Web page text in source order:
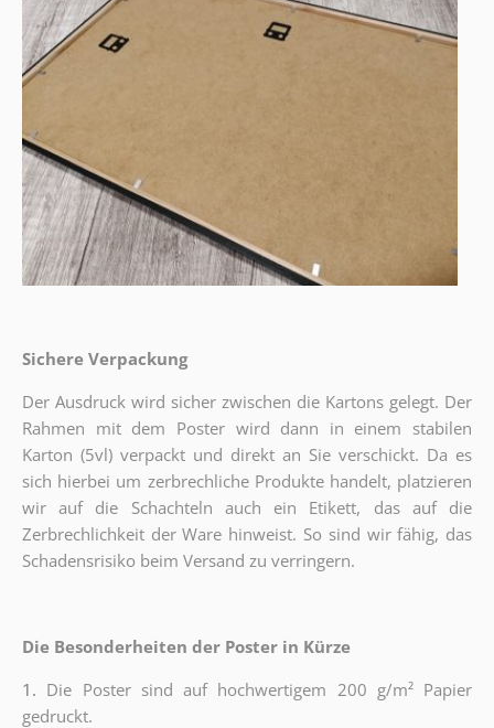
Sichere Verpackung
Der Ausdruck wird sicher zwischen die Kartons gelegt. Der
Rahmen mit dem Poster wird dann in einem stabilen
Karton (5vl) verpackt und direkt an Sie verschickt. Da es
sich hierbei um zerbrechliche Produkte handelt, platzieren
wir auf die Schachteln auch ein Etikett, das auf die
Zerbrechlichkeit der Ware hinweist. So sind wir fähig, das
Schadensrisiko beim Versand zu verringern.
Die Besonderheiten der Poster in Kürze
1. Die Poster sind auf hochwertigem 200 g/m² Papier
gedruckt.